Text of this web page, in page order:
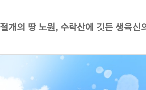
절개의 땅 노원, 수락산에 깃든 생육신